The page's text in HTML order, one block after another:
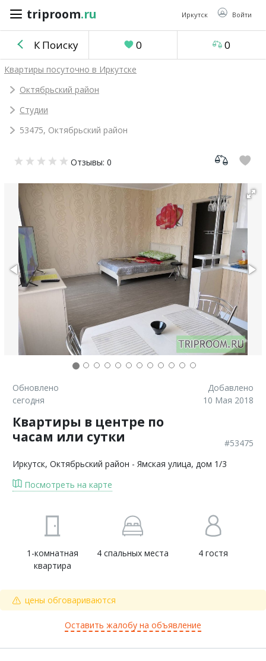
triproom.ru Иркутск Войти
triproom .ru
Российский
Войти / Зарегистрироваться
объявление
Сравнение
К Поиску 0 0
Квартиры посуточно в Иркутске
Октябрьский район
Студии
53475, Октябрьский район
Отзывы: 0
Обновлено
сегодня
Добавлено
10 Мая 2018
Квартиры в центре по
часам или сутки
#53475
Иркутск, Октябрьский район - Ямская улица, дом 1/3
Посмотреть на карте
1-комнатная
квартира
4 спальных места 4 гостя
цены обговариваются
Оставить жалобу на объявление